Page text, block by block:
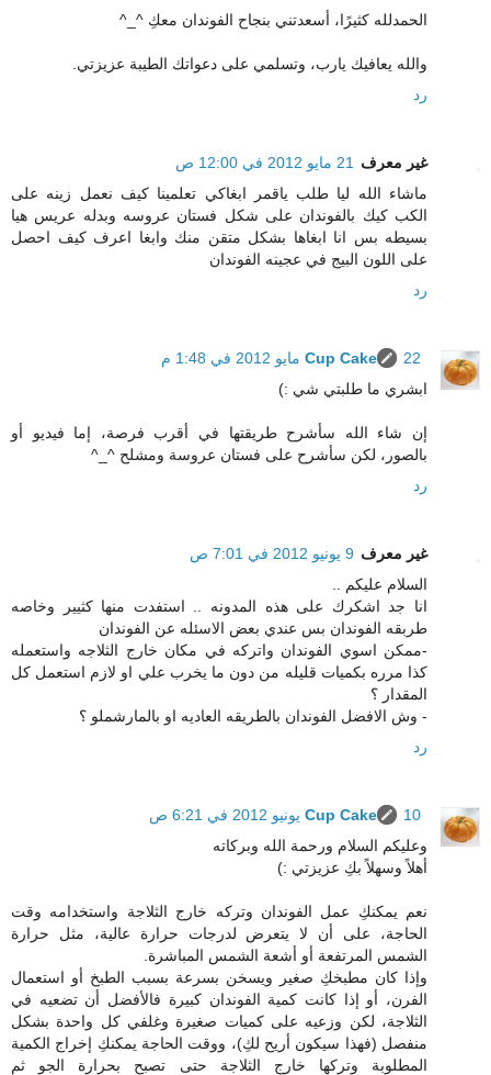
الحمدلله كثيرًا، أسعدتني بنجاح الفوندان معكِ ^_^
والله يعافيك يارب، وتسلمي على دعواتك الطيبة عزيزتي.
رد
غير معرف
21 مايو 2012 في 12:00 ص
ماشاء الله ليا طلب ياقمر ابغاكي تعلمينا كيف نعمل زينه على
الكب كيك بالفوندان على شكل فستان عروسه وبدله عريس هيا
بسيطه بس انا ابغاها بشكل متقن منك وابغا اعرف كيف احصل
على اللون البيج في عجينه الفوندان
رد
Cup Cake
22 مايو 2012 في 1:48 م
ابشري ما طلبتي شي :)
إن شاء الله سأشرح طريقتها في أقرب فرصة، إما فيديو أو
بالصور، لكن سأشرح على فستان عروسة ومشلح ^_^
رد
غير معرف 9 يونيو 2012 في 7:01 ص
السلام عليكم ..
انا جد اشكرك على هذه المدونه .. استفدت منها كثيير وخاصه
طربقه الفوندان بس عندي بعض الاسئله عن الفوندان
-ممكن اسوي الفوندان واتركه في مكان خارج الثلاجه واستعمله
كذا مرره بكميات قليله من دون ما يخرب علي او لازم استعمل كل
المقدار ؟
- وش الافضل الفوندان بالطريقه العاديه او بالمارشملو ؟
رد
Cup Cake
10 يونيو 2012 في 6:21 ص
وعليكم السلام ورحمة الله وبركاته
أهلاً وسهلاً بكِ عزيزتي :)
نعم يمكنكِ عمل الفوندان وتركه خارج الثلاجة واستخدامه وقت
الحاجة، على أن لا يتعرض لدرجات حرارة عالية، مثل حرارة
الشمس المرتفعة أو أشعة الشمس المباشرة.
وإذا كان مطبخكِ صغير ويسخن بسرعة بسبب الطبخ أو استعمال
الفرن، أو إذا كانت كمية الفوندان كبيرة فالأفضل أن تضعيه في
الثلاجة، لكن وزعيه على كميات صغيرة وغلفي كل واحدة بشكل
منفصل (فهذا سيكون أريح لكِ)، ووقت الحاجة يمكنكِ إخراج الكمية
المطلوبة وتركها خارج الثلاجة حتى تصبح بحرارة الجو ثم